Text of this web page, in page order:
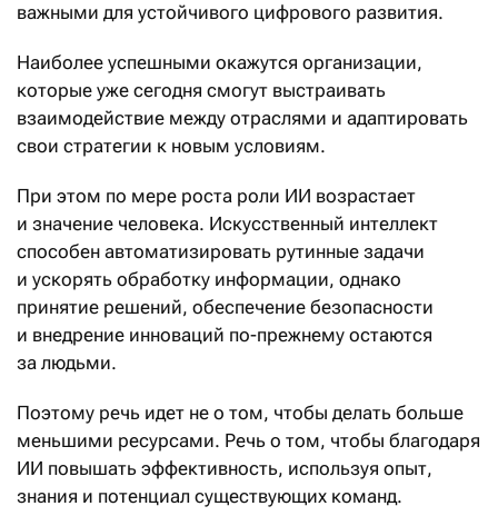
важными для устойчивого цифрового развития.
Наиболее успешными окажутся организации,
которые уже сегодня смогут выстраивать
взаимодействие между отраслями и адаптировать
свои стратегии к новым условиям.
При этом по мере роста роли ИИ возрастает
и значение человека. Искусственный интеллект
способен автоматизировать рутинные задачи
и ускорять обработку информации, однако
принятие решений, обеспечение безопасности
и внедрение инноваций по-прежнему остаются
за людьми.
Поэтому речь идет не о том, чтобы делать больше
меньшими ресурсами. Речь о том, чтобы благодаря
ИИ повышать эффективность, используя опыт,
знания и потенциал существующих команд.